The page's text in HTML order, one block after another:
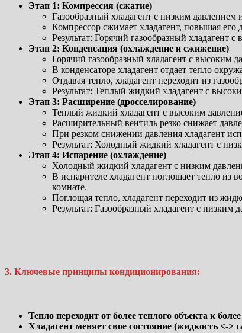
Этап 1: Компрессия (сжатие)
Газообразный хладагент с низким давлением
Компрессор сжимает хладагент, повышая его
Результат: Горячий газообразный хладагент
Этап 2: Конденсация (охлаждение и сжижение)
Горячий газообразный хладагент с высоким
В конденсаторе хладагент отдает тепло
Отдавая тепло, хладагент переходит из
Результат: Теплый жидкий хладагент с
Этап 3: Расширение (дросселирование)
Теплый жидкий хладагент с высоким
Расширительный вентиль резко снижает
При резком снижении давления хладагент
Результат: Холодный жидкий хладагент с
Этап 4: Испарение (охлаждение)
Холодный жидкий хладагент с низким
В испарителе хладагент поглощает тепло из
комнате.
Поглощая тепло, хладагент переходит из
Результат: Газообразный хладагент с низким
3. Ключевые принципы кондиционирования:
Тепло переходит от более теплого объекта к
Хладагент меняет свое состояние (жидкость <->